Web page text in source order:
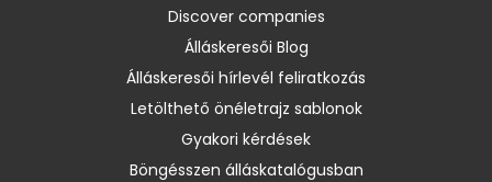
Discover companies
Álláskeresői Blog
Álláskeresői hírlevél feliratkozás
Letölthető önéletrajz sablonok
Gyakori kérdések
Böngésszen álláskatalógusban